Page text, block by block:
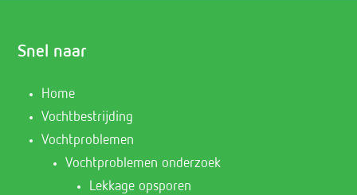
Snel naar
Home
Vochtbestrijding
Vochtproblemen
Vochtproblemen onderzoek
Lekkage opsporen